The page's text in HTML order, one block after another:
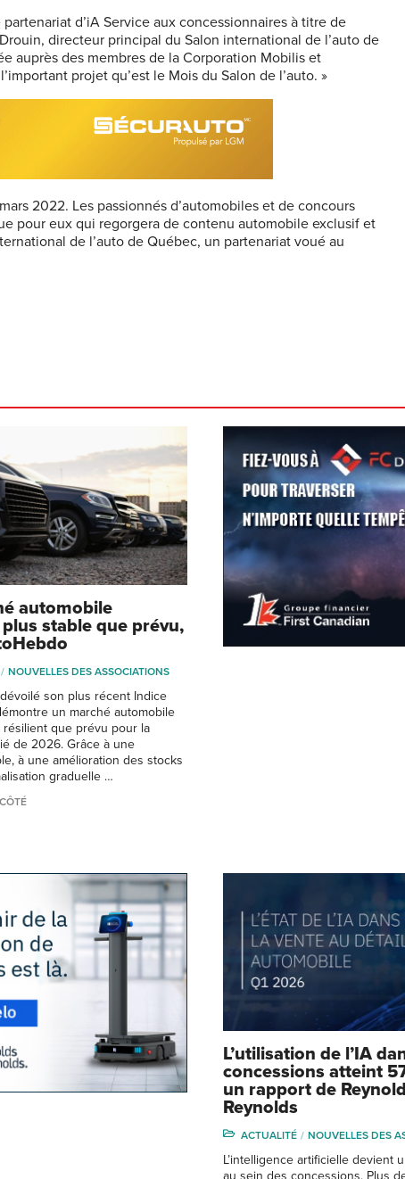
d’iA Service aux concessionnaires à titre de
directeur principal du Salon international de l’auto de
auprès des membres de la Corporation Mobilis et
projet qu’est le Mois du Salon de l’auto. »
2022. Les passionnés d’automobiles et de concours
pour eux qui regorgera de contenu automobile exclusif et
de l’auto de Québec, un partenariat voué au
automobile
stable que prévu,
NOUVELLES DES ASSOCIATIONS
son plus récent Indice
un marché automobile
résilient que prévu pour la
de 2026. Grâce à une
à une amélioration des stocks
graduelle …
L’utilisation de l’IA
concessions atteint
un rapport de
Reynolds
ACTUALITÉ NOUVELLES DES
L’intelligence artificielle devient